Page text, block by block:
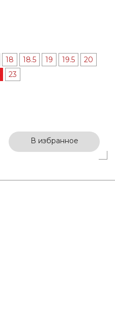
18 18.5 19 19.5
20
23
В избранное